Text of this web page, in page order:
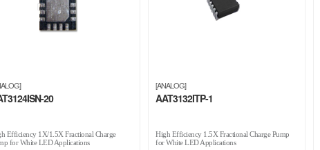
20
Efficiency 1X/1.5X Fractional Charge
for White LED Applications
[ANALOG]
AAT3132ITP-1
High Efficiency 1.5X Fractional Charge Pump
for White LED Applications